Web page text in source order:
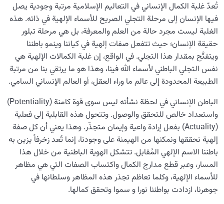
تُعدّ غلبة الكمال الإنساني في التعاليم الإسلامية مرتبة وجودية يصل
فيها الإنسان إلى مرحلة التجلي الصريح للأسماء الإلهية في ذاته. هذه
الغلبة ليست مجرد حالة من العلم والمعرفة، بل هي مرحلة تبلور
حقيقة الإنسان؛ حيث تتفعل صفات إلهية في كياننا وينمو باطننا
ويتفتَّح بمقدار هذا التجلي. في الواقع، إن غلبة الكمالات الإلهية هي
نفس التجلي الباطني لأسماء الله فينا، وهذا هو ما يرتقي بنا من مرتبة
الطبيعة المحدودة إلى عالم ما وراء العقل، أو العالم الإنساني السامي.
الباطن الإنساني في لحظة نشأته ليس سوى قوة كامنة (Potentiality)
واستعداد خالص للتحقق والوصول. وتتحول هذه القابلية إلى فعلية
(Actuality) بفعل إرادة واعية وإيمان متجذّر. وهذا يعني أن كل صفة
إلهية نحققها ونمكنها من الهيمنة على وجودنا، إنما تُعد زخرفاً يزين به
باطننا الاسم الإلهي المُقابل. تتشكل الهوية الباطنية من خلال هذا
المسار، وعبر قطع مدارج الكمال واكتساب الصفات التي هي مظاهر
للأسماء الإلهية، وكلما تعاظم تجذر هذه المظاهر وسلطانها في
جوهرنا، ازدادت بواطننا نورا و سموا وتحقق كمالها.